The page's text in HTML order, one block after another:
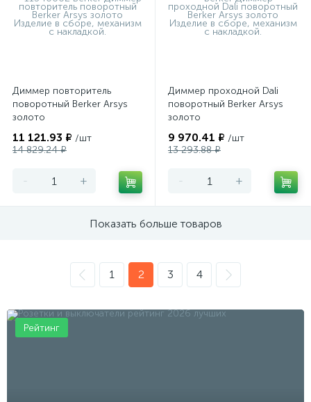
Диммер повторитель
поворотный Berker Arsys
золото
11 121.93 ₽ /шт
14 829.24 ₽
- +
Диммер проходной Dali
поворотный Berker Arsys
золото
9 970.41 ₽ /шт
13 293.88 ₽
- +
Показать больше товаров
1 2 3 4
Рейтинг